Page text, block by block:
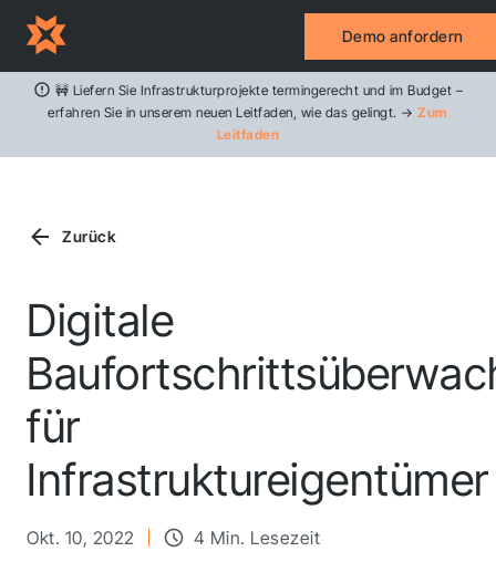
🚧 Liefern Sie Infrastrukturprojekte termingerecht und im Budget –
erfahren Sie in unserem neuen Leitfaden, wie das gelingt. →Zum
Leitfaden
Demo anfordern
Zurück
Digitale
für
Infrastruktureigentümer
Okt. 10, 2022 4 Min. Lesezeit